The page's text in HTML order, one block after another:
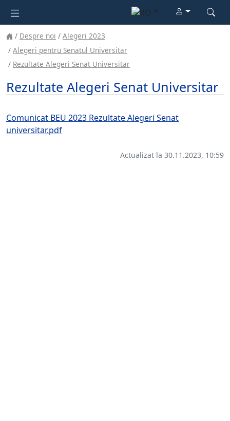
Despre noi
Alegeri 2023
Alegeri pentru Senatul Universitar
Rezultate Alegeri Senat Universitar
Rezultate Alegeri Senat Universitar
Comunicat BEU 2023 Rezultate Alegeri Senat
universitar.pdf
Actualizat la 30.11.2023, 10:59